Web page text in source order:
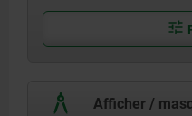
Afficher /